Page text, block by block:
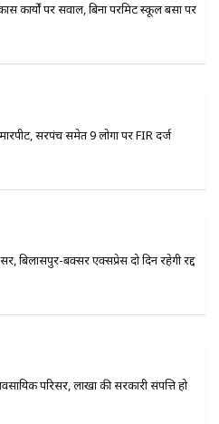
कार्यों पर सवाल, बिना परमिट स्कूल बसों पर
सरपंच समेत 9 लोगों पर FIR दर्ज
बिलासपुर-बक्सर एक्सप्रेस दो दिन रहेगी रद्द
परिसर, लाखों की सरकारी संपत्ति हो